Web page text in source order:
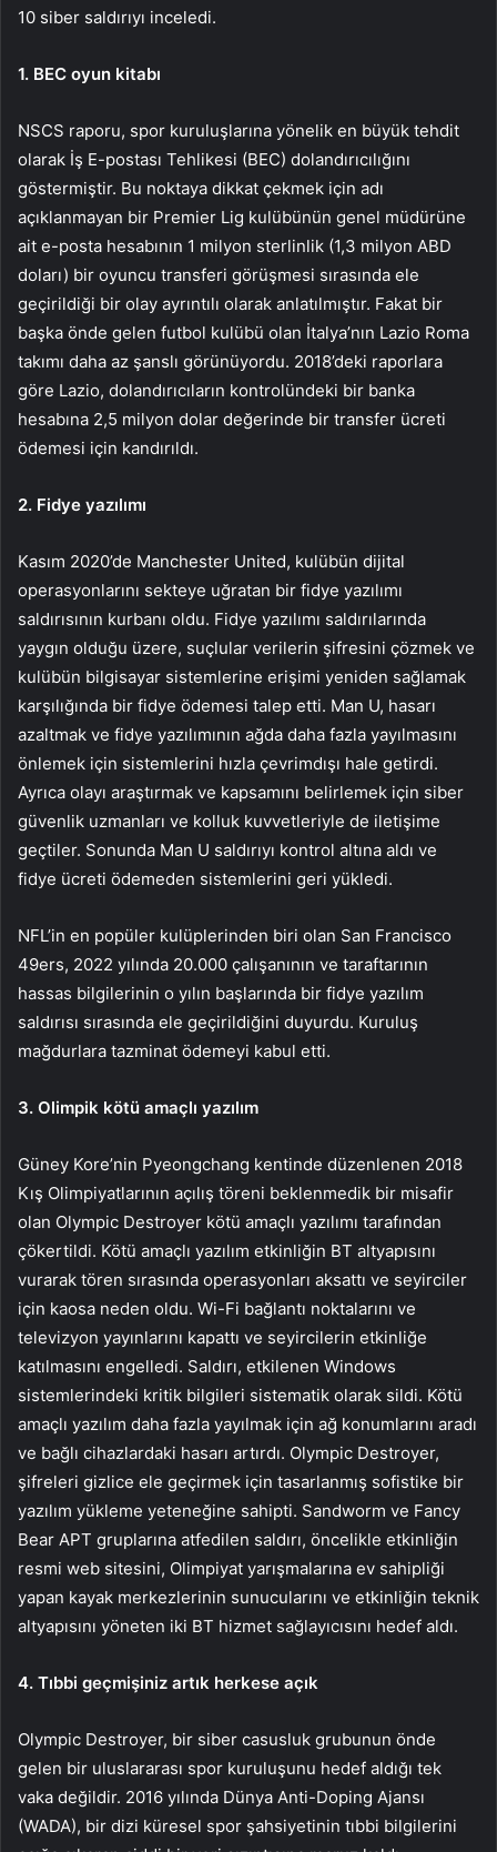
10 siber saldırıyı inceledi.
1. BEC oyun kitabı
NSCS raporu, spor kuruluşlarına yönelik en büyük tehdit
olarak İş E-postası Tehlikesi (BEC) dolandırıcılığını
göstermiştir. Bu noktaya dikkat çekmek için adı
açıklanmayan bir Premier Lig kulübünün genel müdürüne
ait e-posta hesabının 1 milyon sterlinlik (1,3 milyon ABD
doları) bir oyuncu transferi görüşmesi sırasında ele
geçirildiği bir olay ayrıntılı olarak anlatılmıştır. Fakat bir
başka önde gelen futbol kulübü olan İtalya’nın Lazio Roma
takımı daha az şanslı görünüyordu. 2018’deki raporlara
göre Lazio, dolandırıcıların kontrolündeki bir banka
hesabına 2,5 milyon dolar değerinde bir transfer ücreti
ödemesi için kandırıldı.
2. Fidye yazılımı
Kasım 2020’de Manchester United, kulübün dijital
operasyonlarını sekteye uğratan bir fidye yazılımı
saldırısının kurbanı oldu. Fidye yazılımı saldırılarında
yaygın olduğu üzere, suçlular verilerin şifresini çözmek ve
kulübün bilgisayar sistemlerine erişimi yeniden sağlamak
karşılığında bir fidye ödemesi talep etti. Man U, hasarı
azaltmak ve fidye yazılımının ağda daha fazla yayılmasını
önlemek için sistemlerini hızla çevrimdışı hale getirdi.
Ayrıca olayı araştırmak ve kapsamını belirlemek için siber
güvenlik uzmanları ve kolluk kuvvetleriyle de iletişime
geçtiler. Sonunda Man U saldırıyı kontrol altına aldı ve
fidye ücreti ödemeden sistemlerini geri yükledi.
NFL’in en popüler kulüplerinden biri olan San Francisco
49ers, 2022 yılında 20.000 çalışanının ve taraftarının
hassas bilgilerinin o yılın başlarında bir fidye yazılım
saldırısı sırasında ele geçirildiğini duyurdu. Kuruluş
mağdurlara tazminat ödemeyi kabul etti.
3. Olimpik kötü amaçlı yazılım
Güney Kore’nin Pyeongchang kentinde düzenlenen 2018
Kış Olimpiyatlarının açılış töreni beklenmedik bir misafir
olan Olympic Destroyer kötü amaçlı yazılımı tarafından
çökertildi. Kötü amaçlı yazılım etkinliğin BT altyapısını
vurarak tören sırasında operasyonları aksattı ve seyirciler
için kaosa neden oldu. Wi-Fi bağlantı noktalarını ve
televizyon yayınlarını kapattı ve seyircilerin etkinliğe
katılmasını engelledi. Saldırı, etkilenen Windows
sistemlerindeki kritik bilgileri sistematik olarak sildi. Kötü
amaçlı yazılım daha fazla yayılmak için ağ konumlarını aradı
ve bağlı cihazlardaki hasarı artırdı. Olympic Destroyer,
şifreleri gizlice ele geçirmek için tasarlanmış sofistike bir
yazılım yükleme yeteneğine sahipti. Sandworm ve Fancy
Bear APT gruplarına atfedilen saldırı, öncelikle etkinliğin
resmi web sitesini, Olimpiyat yarışmalarına ev sahipliği
yapan kayak merkezlerinin sunucularını ve etkinliğin teknik
altyapısını yöneten iki BT hizmet sağlayıcısını hedef aldı.
4. Tıbbi geçmişiniz artık herkese açık
Olympic Destroyer, bir siber casusluk grubunun önde
gelen bir uluslararası spor kuruluşunu hedef aldığı tek
vaka değildir. 2016 yılında Dünya Anti-Doping Ajansı
(WADA), bir dizi küresel spor şahsiyetinin tıbbi bilgilerini